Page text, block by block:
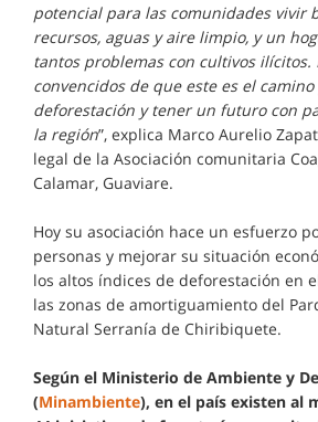
potencial para las comunidades vivir
recursos, aguas y aire limpio, y un
tantos problemas con cultivos ilícitos.
convencidos de que este es el
deforestación y tener un futuro con
la región”, explica Marco Aurelio
legal de la Asociación comunitaria
Calamar, Guaviare.
Hoy su asociación hace un esfuerzo
personas y mejorar su situación
los altos índices de deforestación en
las zonas de amortiguamiento del
Natural Serranía de Chiribiquete.
Según el Ministerio de Ambiente y
(Minambiente), en el país existen al